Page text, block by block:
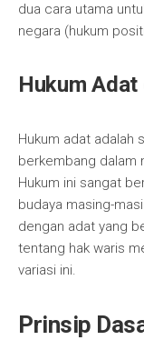
dua cara utama
negara (hukum
Hukum
Hukum adat adalah
berkembang dalam
Hukum ini sangat
budaya masing-
dengan adat yang
tentang hak waris
variasi ini.
Prinsip